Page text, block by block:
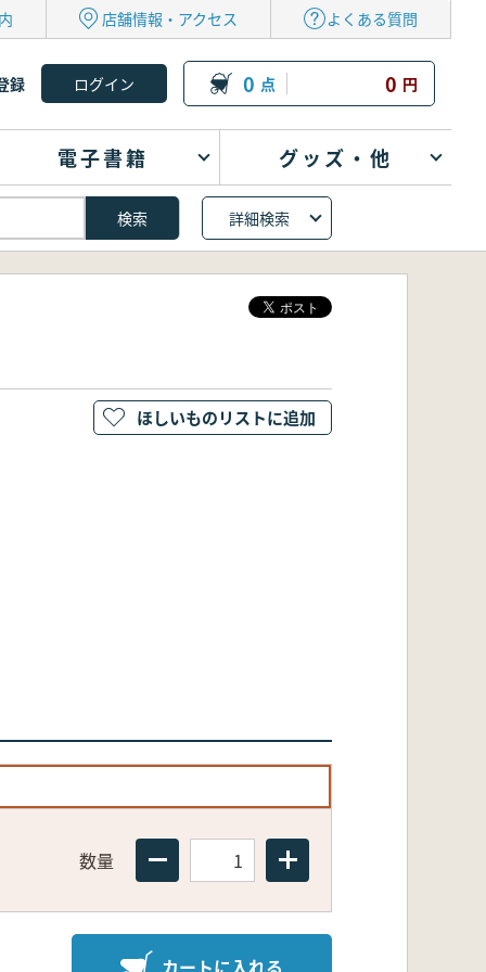
店舗情報・アクセス よくある質問
録 0 点 0 円
電子書籍 グッズ・他
詳細検索
数量
カートに入れる
ほしいものリストに追加